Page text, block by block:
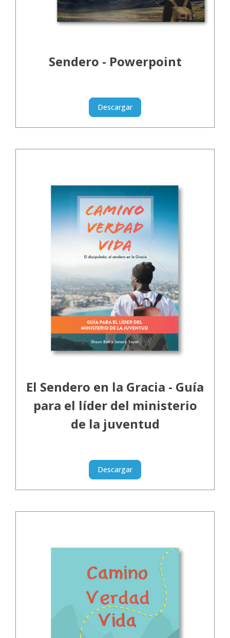
Sendero - Powerpoint
Descargar
El Sendero en la Gracia - Guía
para el líder del ministerio
de la juventud
Descargar